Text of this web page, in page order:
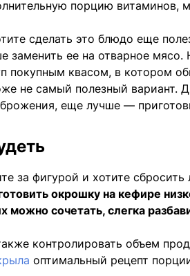
порцию витаминов,
сделать это блюдо еще
заменить ее на отварное
покупным квасом, в котором
не самый полезный вариант.
брожения, еще лучше —
за фигурой и хотите
окрошку на кефире
можно сочетать, слегка
контролировать объем
оптимальный рецепт